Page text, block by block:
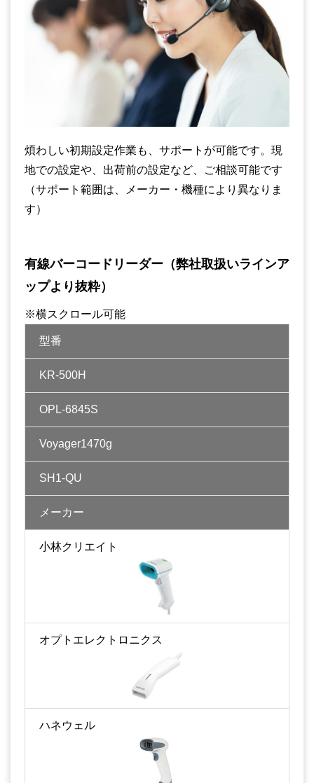
煩わしい初期設定作業も、サポートが可能です。現
地での設定や、出荷前の設定など、ご相談可能です
（サポート範囲は、メーカー・機種により異なりま
す）
有線バーコードリーダー（弊社取扱いラインア
ップより抜粋）
※横スクロール可能
型番
KR-500H
OPL-6845S
Voyager1470g
SH1-QU
メーカー
小林クリエイト
オプトエレクトロニクス
ハネウェル